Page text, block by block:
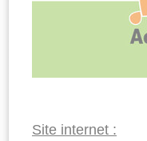
Site internet :